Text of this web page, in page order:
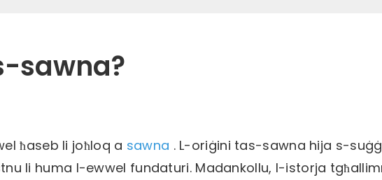
sawna?
ħaseb li joħloq a sawna . L-oriġini tas-sawna hija s-
li huma l-ewwel fundaturi. Madankollu, l-istorja